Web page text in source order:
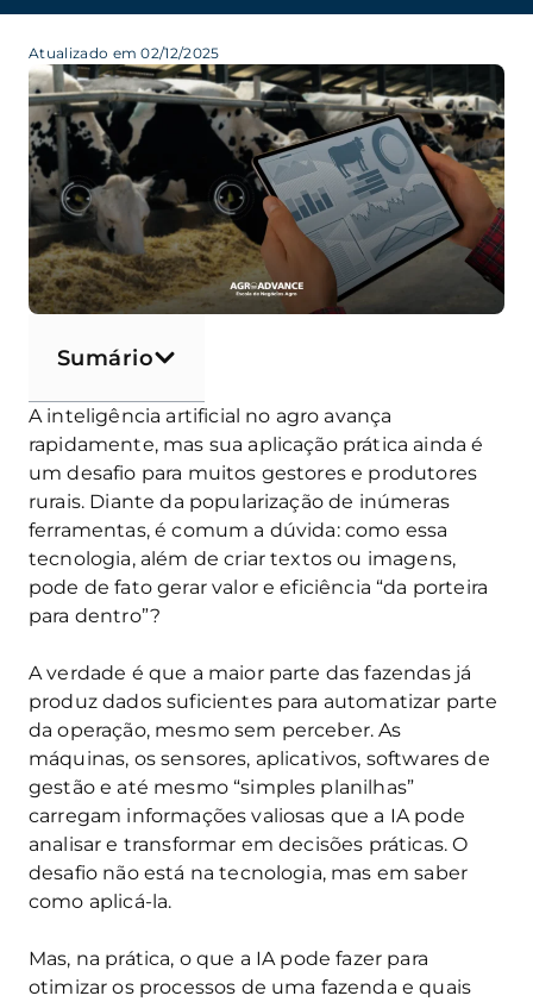
Atualizado em 02/12/2025
Sumário
A inteligência artificial no agro avança
rapidamente, mas sua aplicação prática ainda é
um desafio para muitos gestores e produtores
rurais. Diante da popularização de inúmeras
ferramentas, é comum a dúvida: como essa
tecnologia, além de criar textos ou imagens,
pode de fato gerar valor e eficiência “da porteira
para dentro”?
A verdade é que a maior parte das fazendas já
produz dados suficientes para automatizar parte
da operação, mesmo sem perceber. As
máquinas, os sensores, aplicativos, softwares de
gestão e até mesmo “simples planilhas”
carregam informações valiosas que a IA pode
analisar e transformar em decisões práticas. O
desafio não está na tecnologia, mas em saber
como aplicá-la.
Mas, na prática, o que a IA pode fazer para
otimizar os processos de uma fazenda e quais